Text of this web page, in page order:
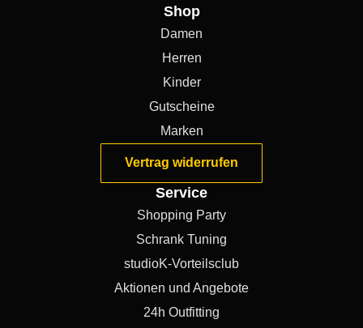
Shop
Damen
Herren
Kinder
Gutscheine
Marken
Vertrag widerrufen
Service
Shopping Party
Schrank Tuning
studioK-Vorteilsclub
Aktionen und Angebote
24h Outfitting